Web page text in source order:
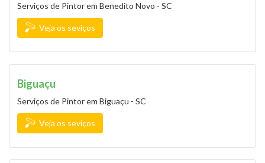
Serviços de Pintor em Benedito Novo - SC
Veja os seviços
Biguaçu
Serviços de Pintor em Biguaçu - SC
Veja os seviços